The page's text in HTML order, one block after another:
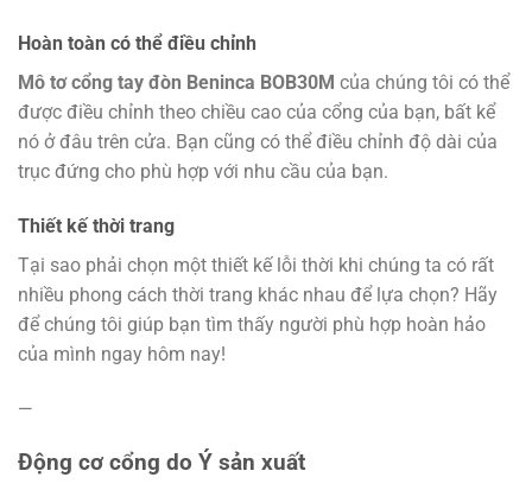
Hoàn toàn có thể điều chỉnh
Mô tơ cổng tay đòn Beninca BOB30M của chúng tôi có thể
được điều chỉnh theo chiều cao của cổng của bạn, bất kể
nó ở đâu trên cửa. Bạn cũng có thể điều chỉnh độ dài của
trục đứng cho phù hợp với nhu cầu của bạn.
Thiết kế thời trang
Tại sao phải chọn một thiết kế lỗi thời khi chúng ta có rất
nhiều phong cách thời trang khác nhau để lựa chọn? Hãy
để chúng tôi giúp bạn tìm thấy người phù hợp hoàn hảo
của mình ngay hôm nay!
—
Động cơ cổng do Ý sản xuất